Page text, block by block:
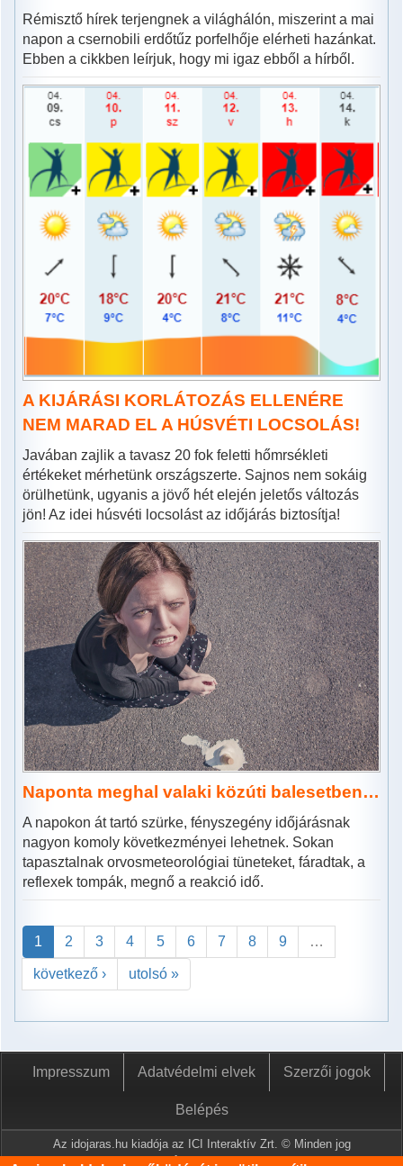
Rémisztő hírek terjengnek a világhálón, miszerint a mai
napon a csernobili erdőtűz porfelhője elérheti hazánkat.
Ebben a cikkben leírjuk, hogy mi igaz ebből a hírből.
A KIJÁRÁSI KORLÁTOZÁS ELLENÉRE
NEM MARAD EL A HÚSVÉTI LOCSOLÁS!
Javában zajlik a tavasz 20 fok feletti hőmrsékleti
értékeket mérhetünk országszerte. Sajnos nem sokáig
örülhetünk, ugyanis a jövő hét elején jeletős változás
jön! Az idei húsvéti locsolást az időjárás biztosítja!
Naponta meghal valaki közúti balesetben…
A napokon át tartó szürke, fényszegény időjárásnak
nagyon komoly következményei lehetnek. Sokan
tapasztalnak orvosmeteorológiai tüneteket, fáradtak, a
reflexek tompák, megnő a reakció idő.
1 2 3 4 5 6 7 8 9 …
következő › utolsó »
Impresszum Adatvédelmi elvek Szerzői jogok
Belépés
Az idojaras.hu kiadója az ICI Interaktív Zrt. © Minden jog
fenntartva.